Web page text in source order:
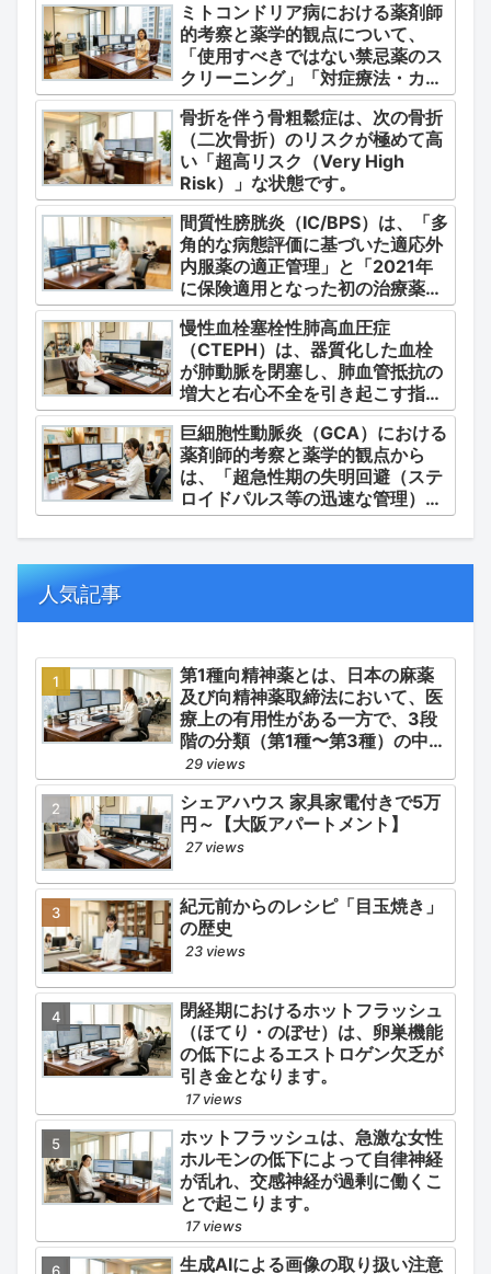
ミトコンドリア病における薬剤師
的考察と薬学的観点について、
「使用すべきではない禁忌薬のス
クリーニング」「対症療法・カク
テル療法の適正使用」「画期的な
新薬・DDSの動向」の3つの軸か
ら整理します。
骨折を伴う骨粗鬆症は、次の骨折
（二次骨折）のリスクが極めて高
い「超高リスク（Very High
Risk）」な状態です。
間質性膀胱炎（IC/BPS）は、「多
角的な病態評価に基づいた適応外
内服薬の適正管理」と「2021年
に保険適用となった初の治療薬で
あるジメチルスルホキシド
（DMSO）の安全かつ確実な調
剤・運用」に集約されます。
慢性血栓塞栓性肺高血圧症
（CTEPH）は、器質化した血栓
が肺動脈を閉塞し、肺血管抵抗の
増大と右心不全を引き起こす指定
難病（第4群肺高血圧症）です。
巨細胞性動脈炎（GCA）における
薬剤師的考察と薬学的観点から
は、「超急性期の失明回避（ステ
ロイドパルス等の迅速な管理）」
「再燃防止とステロイドの最小化
（トシリズマブやウパダシチニブ
の適正使用）」「長期ステロイド
人気記事
第1種向精神薬とは、日本の麻薬
及び向精神薬取締法において、医
療上の有用性がある一方で、3段
階の分類（第1種〜第3種）の中で
最も医療用としての濫用の危険性
が高く、有害作用が強いとされる
医薬品です。
29 views
シェアハウス 家具家電付きで5万
円～【大阪アパートメント】
27 views
紀元前からのレシピ「目玉焼き」
の歴史
23 views
閉経期におけるホットフラッシュ
（ほてり・のぼせ）は、卵巣機能
の低下によるエストロゲン欠乏が
引き金となります。
17 views
ホットフラッシュは、急激な女性
ホルモンの低下によって自律神経
が乱れ、交感神経が過剰に働くこ
とで起こります。
17 views
生成AIによる画像の取り扱い注意